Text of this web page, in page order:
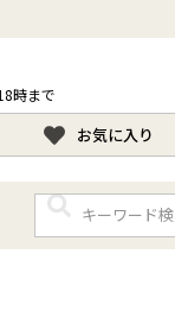
時まで
お気に入り